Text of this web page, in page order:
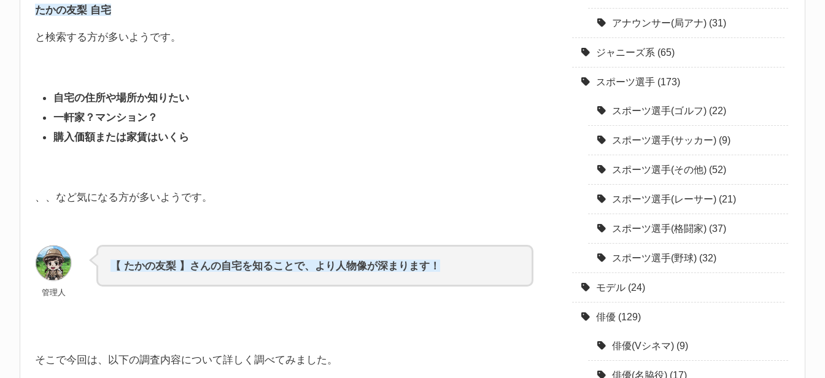
たかの友梨 自宅
と検索する方が多いようです。
自宅の住所や場所か知りたい
一軒家？マンション？
購入価額または家賃はいくら
、、など気になる方が多いようです。
管理人
【 たかの友梨 】さんの自宅を知ることで、より人物像が深まります！
そこで今回は、以下の調査内容について詳しく調べてみました。
アナウンサー(局アナ) (31)
ジャニーズ系 (65)
スポーツ選手 (173)
スポーツ選手(ゴルフ) (22)
スポーツ選手(サッカー) (9)
スポーツ選手(その他) (52)
スポーツ選手(レーサー) (21)
スポーツ選手(格闘家) (37)
スポーツ選手(野球) (32)
モデル (24)
俳優 (129)
俳優(Vシネマ) (9)
俳優(名脇役) (17)